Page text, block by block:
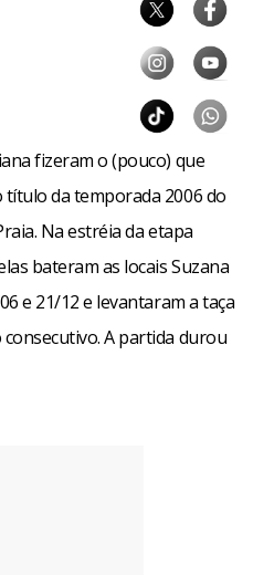
fizeram o (pouco) que
da temporada 2006 do
Na estréia da etapa
bateram as locais Suzana
e 21/12 e levantaram a taça
A partida durou